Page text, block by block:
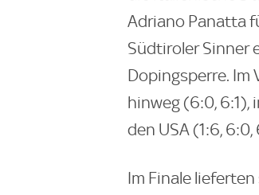
Adriano Panatta
Südtiroler Sinner
Dopingsperre. Im
hinweg (6:0, 6:1),
den USA (1:6, 6:0,
Im Finale